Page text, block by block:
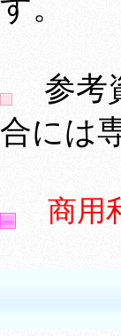
す。
参考
合には
商用